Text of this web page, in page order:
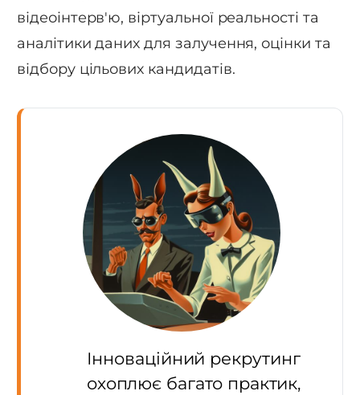
відеоінтерв'ю, віртуальної реальності та
аналітики даних для залучення, оцінки та
відбору цільових кандидатів.
Інноваційний рекрутинг
охоплює багато практик,